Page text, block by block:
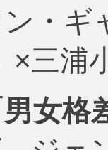
・ギ
×三
男女